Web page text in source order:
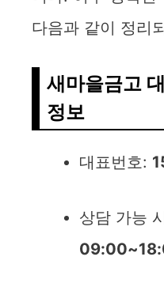
다음과 같이 정리
새마을금고
정보
대표번호:
상담 가능